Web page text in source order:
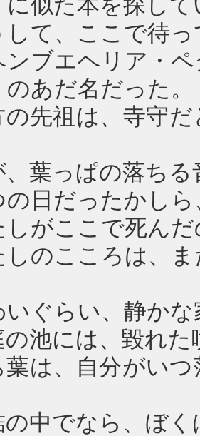
して、ここで待
ンブエヘリア・
あだ名だった。
の先祖は、寺守
、葉っぱの落ち
の日だったかしら
しがここで死ん
しのこころは、
いぐらい、静か
の池には、毀れ
葉は、自分がい
の中でなら、ぼ